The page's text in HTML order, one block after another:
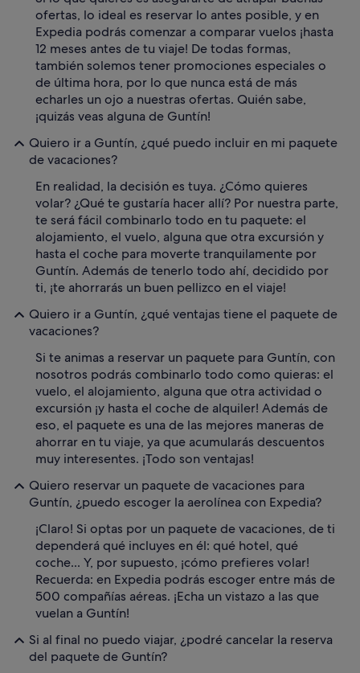
ofertas, lo ideal es reservar lo antes posible, y en
Expedia podrás comenzar a comparar vuelos ¡hasta
12 meses antes de tu viaje! De todas formas,
también solemos tener promociones especiales o
de última hora, por lo que nunca está de más
echarles un ojo a nuestras ofertas. Quién sabe,
¡quizás veas alguna de Guntín!
Quiero ir a Guntín, ¿qué puedo incluir en mi paquete
de vacaciones?
En realidad, la decisión es tuya. ¿Cómo quieres
volar? ¿Qué te gustaría hacer allí? Por nuestra parte,
te será fácil combinarlo todo en tu paquete: el
alojamiento, el vuelo, alguna que otra excursión y
hasta el coche para moverte tranquilamente por
Guntín. Además de tenerlo todo ahí, decidido por
ti, ¡te ahorrarás un buen pellizco en el viaje!
Quiero ir a Guntín, ¿qué ventajas tiene el paquete de
vacaciones?
Si te animas a reservar un paquete para Guntín, con
nosotros podrás combinarlo todo como quieras: el
vuelo, el alojamiento, alguna que otra actividad o
excursión ¡y hasta el coche de alquiler! Además de
eso, el paquete es una de las mejores maneras de
ahorrar en tu viaje, ya que acumularás descuentos
muy interesentes. ¡Todo son ventajas!
Quiero reservar un paquete de vacaciones para
Guntín, ¿puedo escoger la aerolínea con Expedia?
¡Claro! Si optas por un paquete de vacaciones, de ti
dependerá qué incluyes en él: qué hotel, qué
coche... Y, por supuesto, ¡cómo prefieres volar!
Recuerda: en Expedia podrás escoger entre más de
500 compañías aéreas. ¡Echa un vistazo a las que
vuelan a Guntín!
Si al final no puedo viajar, ¿podré cancelar la reserva
del paquete de Guntín?